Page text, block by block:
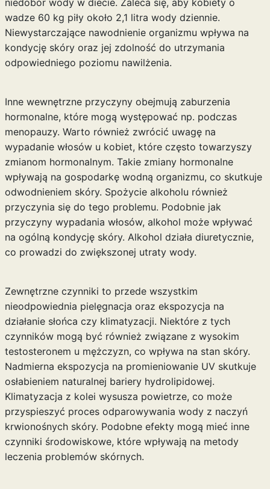
niedobór wody w diecie. Zaleca się, aby kobiety o
wadze 60 kg piły około 2,1 litra wody dziennie.
Niewystarczające nawodnienie organizmu wpływa na
kondycję skóry oraz jej zdolność do utrzymania
odpowiedniego poziomu nawilżenia.
Inne wewnętrzne przyczyny obejmują zaburzenia
hormonalne, które mogą występować np. podczas
menopauzy. Warto również zwrócić uwagę na
wypadanie włosów u kobiet, które często towarzyszy
zmianom hormonalnym. Takie zmiany hormonalne
wpływają na gospodarkę wodną organizmu, co skutkuje
odwodnieniem skóry. Spożycie alkoholu również
przyczynia się do tego problemu. Podobnie jak
przyczyny wypadania włosów, alkohol może wpływać
na ogólną kondycję skóry. Alkohol działa diuretycznie,
co prowadzi do zwiększonej utraty wody.
Zewnętrzne czynniki to przede wszystkim
nieodpowiednia pielęgnacja oraz ekspozycja na
działanie słońca czy klimatyzacji. Niektóre z tych
czynników mogą być również związane z wysokim
testosteronem u mężczyzn, co wpływa na stan skóry.
Nadmierna ekspozycja na promieniowanie UV skutkuje
osłabieniem naturalnej bariery hydrolipidowej.
Klimatyzacja z kolei wysusza powietrze, co może
przyspieszyć proces odparowywania wody z naczyń
krwionośnych skóry. Podobne efekty mogą mieć inne
czynniki środowiskowe, które wpływają na metody
leczenia problemów skórnych.